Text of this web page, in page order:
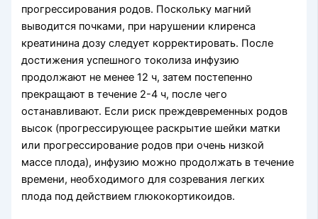
прогрессирования родов. Поскольку магний
выводится почками, при нарушении клиренса
креатинина дозу следует корректировать. После
достижения успешного токолиза инфузию
продолжают не менее 12 ч, затем постепенно
прекращают в течение 2-4 ч, после чего
останавливают. Если риск преждевременных родов
высок (прогрессирующее раскрытие шейки матки
или прогрессирование родов при очень низкой
массе плода), инфузию можно продолжать в течение
времени, необходимого для созревания легких
плода под действием глюкокортикоидов.